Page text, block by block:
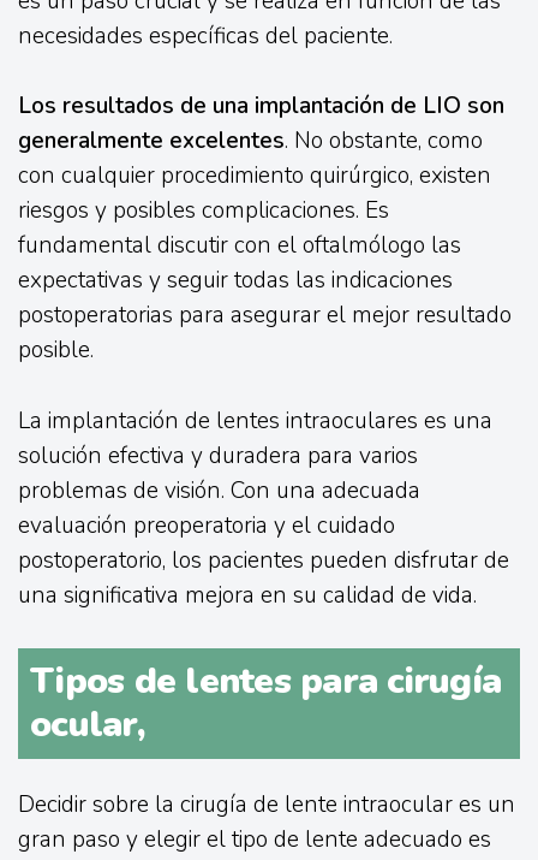
necesidades específicas del paciente.
Los resultados de una implantación de LIO son
generalmente excelentes. No obstante, como
con cualquier procedimiento quirúrgico, existen
riesgos y posibles complicaciones. Es
fundamental discutir con el oftalmólogo las
expectativas y seguir todas las indicaciones
postoperatorias para asegurar el mejor resultado
posible.
La implantación de lentes intraoculares es una
solución efectiva y duradera para varios
problemas de visión. Con una adecuada
evaluación preoperatoria y el cuidado
postoperatorio, los pacientes pueden disfrutar de
una significativa mejora en su calidad de vida.
Tipos de lentes para cirugía
ocular,
Decidir sobre la cirugía de lente intraocular es un
gran paso y elegir el tipo de lente adecuado es